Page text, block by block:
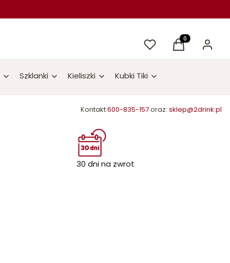
UlubioneProdukty w
Koszyk Zaloguj
Szklanki Kieliszki Kubki Tiki
Kontakt600-835-157oraz: sklep@2drink.pl
30 dni na zwrot